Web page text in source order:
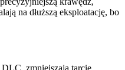
na dłuższą eksploatację, bo
zmniejszają tarcie,